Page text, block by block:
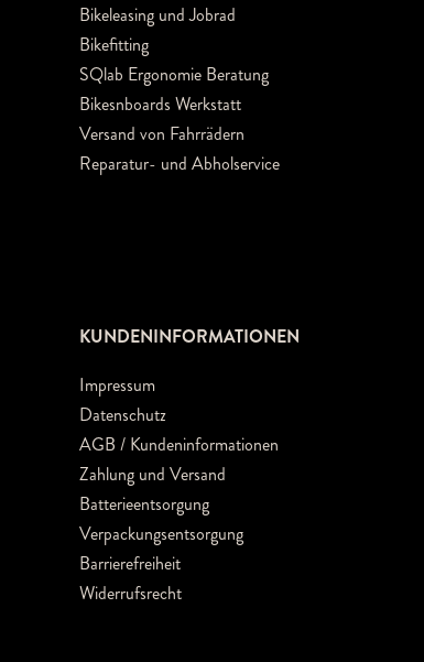
Bikeleasing und Jobrad
Bikefitting
SQlab Ergonomie Beratung
Bikesnboards Werkstatt
Versand von Fahrrädern
Reparatur- und Abholservice
KUNDENINFORMATIONEN
Impressum
Datenschutz
AGB / Kundeninformationen
Zahlung und Versand
Batterieentsorgung
Verpackungsentsorgung
Barrierefreiheit
Widerrufsrecht